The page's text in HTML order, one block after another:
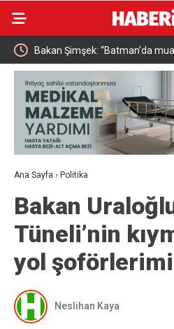
Resul Dindar ve Ümit Yaşar,
vatandaşa unutulmaz bir gece
Ana Sayfa › Politika
Bakan
Tüneli’nin
yol
Neslihan Kaya